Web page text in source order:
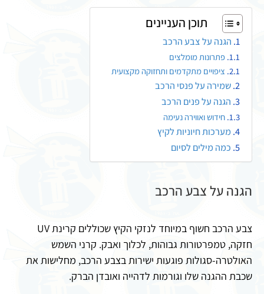
תוכן העניינים
הגנה על צבע הרכב
פתרונות מומלצים
ציפויים מתקדמים ותחזוקה מקצועית
שמירה על פנסי הרכב
הגנה על פנים הרכב
חידוש ואווירה נעימה
מערכות חיוניות לקיץ
כמה מילים לסיום
הגנה על צבע הרכב
צבע הרכב חשוף במיוחד לנזקי הקיץ שכוללים קרינת UV
חזקה, טמפרטורות גבוהות, לכלוך ואבק. קרני השמש
האולטרה-סגולות פוגעות ישירות בצבע הרכב, מחלישות את
שכבת ההגנה שלו וגורמות לדהייה ואובדן הברק.